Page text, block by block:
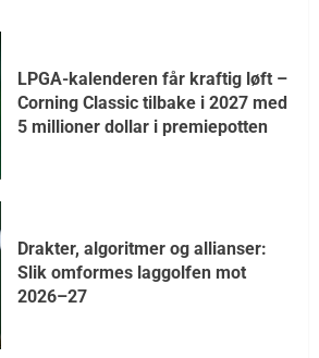
LPGA-kalenderen får kraftig løft –
Corning Classic tilbake i 2027 med
5 millioner dollar i premiepotten
Drakter, algoritmer og allianser:
Slik omformes laggolfen mot
2026–27